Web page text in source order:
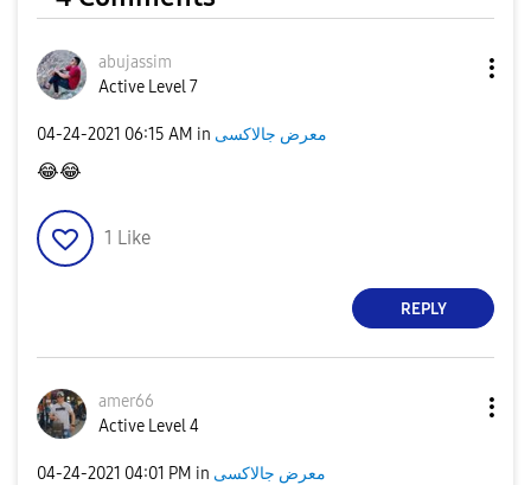
abujassim
Active Level 7
‎04-24-2021 06:15 AM in معرض جالاكسى
😂😂
1 Like
REPLY
amer66
Active Level 4
‎04-24-2021 04:01 PM in معرض جالاكسى